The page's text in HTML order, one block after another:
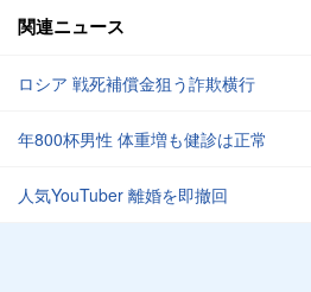
関連ニュース
ロシア 戦死補償金狙う詐欺横行
年800杯男性 体重増も健診は正常
人気YouTuber 離婚を即撤回